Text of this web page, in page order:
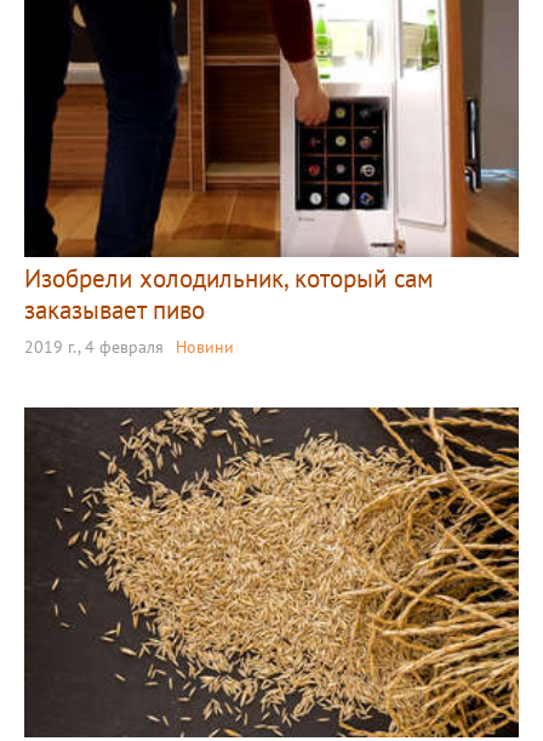
Изобрели холодильник, который сам
заказывает пиво
2019 г., 4 февраля Новини